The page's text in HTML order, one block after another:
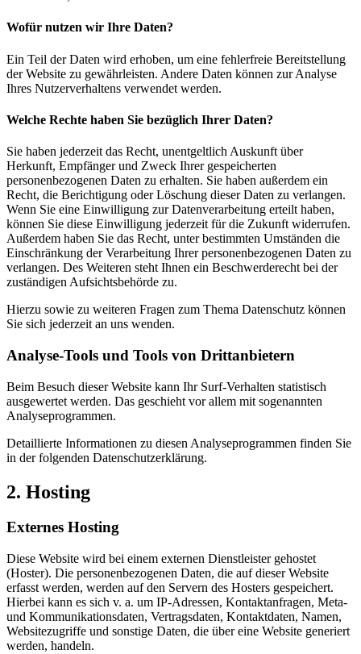
Wofür nutzen wir Ihre Daten?
Ein Teil der Daten wird erhoben, um eine fehlerfreie Bereitstellung
der Website zu gewährleisten. Andere Daten können zur Analyse
Ihres Nutzerverhaltens verwendet werden.
Welche Rechte haben Sie bezüglich Ihrer Daten?
Sie haben jederzeit das Recht, unentgeltlich Auskunft über
Herkunft, Empfänger und Zweck Ihrer gespeicherten
personenbezogenen Daten zu erhalten. Sie haben außerdem ein
Recht, die Berichtigung oder Löschung dieser Daten zu verlangen.
Wenn Sie eine Einwilligung zur Datenverarbeitung erteilt haben,
können Sie diese Einwilligung jederzeit für die Zukunft widerrufen.
Außerdem haben Sie das Recht, unter bestimmten Umständen die
Einschränkung der Verarbeitung Ihrer personenbezogenen Daten zu
verlangen. Des Weiteren steht Ihnen ein Beschwerderecht bei der
zuständigen Aufsichtsbehörde zu.
Hierzu sowie zu weiteren Fragen zum Thema Datenschutz können
Sie sich jederzeit an uns wenden.
Analyse-Tools und Tools von Dritt­anbietern
Beim Besuch dieser Website kann Ihr Surf-Verhalten statistisch
ausgewertet werden. Das geschieht vor allem mit sogenannten
Analyseprogrammen.
Detaillierte Informationen zu diesen Analyseprogrammen finden Sie
in der folgenden Datenschutzerklärung.
2. Hosting
Externes Hosting
Diese Website wird bei einem externen Dienstleister gehostet
(Hoster). Die personenbezogenen Daten, die auf dieser Website
erfasst werden, werden auf den Servern des Hosters gespeichert.
Hierbei kann es sich v. a. um IP-Adressen, Kontaktanfragen, Meta-
und Kommunikationsdaten, Vertragsdaten, Kontaktdaten, Namen,
Websitezugriffe und sonstige Daten, die über eine Website generiert
werden, handeln.